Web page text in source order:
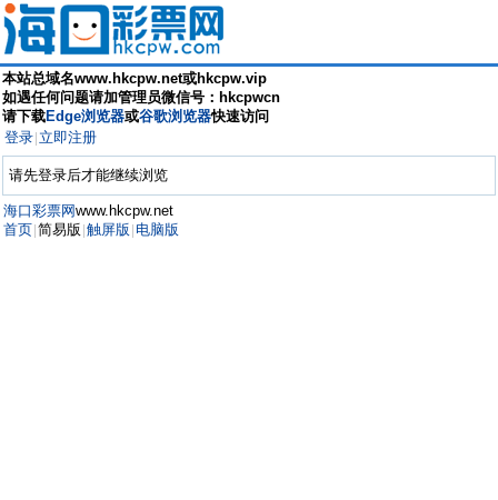
本站总域名www.hkcpw.net或hkcpw.vip
如遇任何问题请加管理员微信号：hkcpwcn
请下载Edge浏览器或谷歌浏览器快速访问
登录 立即注册
请先登录后才能继续浏览
海口彩票网www.hkcpw.net
首页 简易版 触屏版 电脑版